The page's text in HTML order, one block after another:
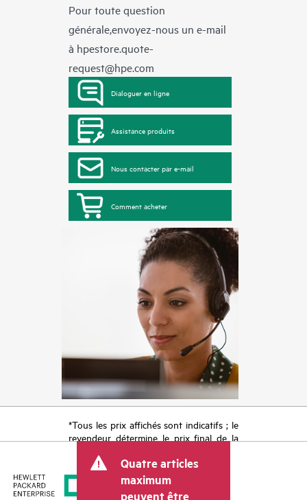
Pour toute question
générale,envoyez-nous un e-mail
à hpestore.quote-
request@hpe.com
Dialoguer en ligne
Assistance produits
Nous contacter par e-mail
Comment acheter
*Tous les prix affichés sont indicatifs ; le
revendeur détermine le prix final de la
tels que la TVA ou les taxes sur la vente
et les frais d’expédition. Le prix de la
transaction déterminé par le revendeur
Quatre articles
maximum
peuvent être